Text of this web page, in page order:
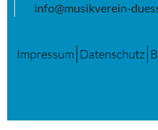
info@musikverein-
Impressum Datenschutz